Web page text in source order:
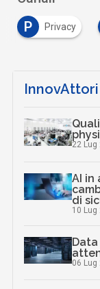
P
Privacy
InnovAttori
22 Lug
AI in
di
10 Lug
06 Lug